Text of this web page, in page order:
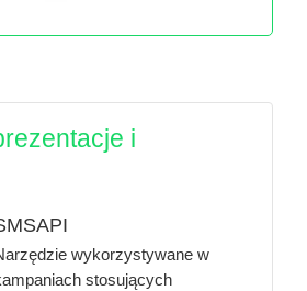
i
wykorzystywane w
stosujących